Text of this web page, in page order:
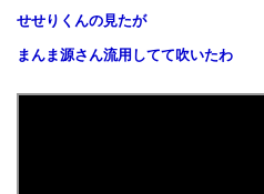
せせりくんの見たが
まんま源さん流用してて吹いたわ